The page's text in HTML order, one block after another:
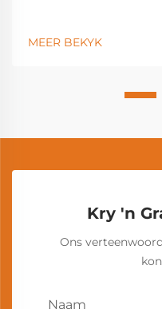
MEER BEKYK
Kry 'n
Ons
Naam